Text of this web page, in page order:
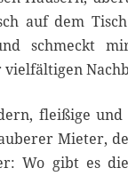
auf dem
schmeckt
fleißige
Mieter,
Wo gibt es